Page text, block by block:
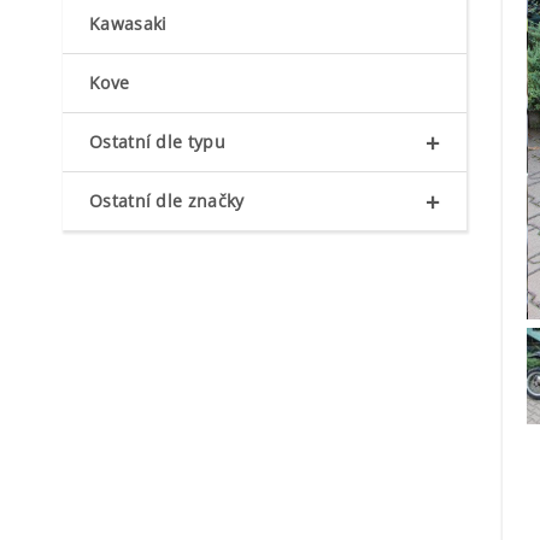
Kawasaki
Kove
+
Ostatní dle typu
+
Ostatní dle značky